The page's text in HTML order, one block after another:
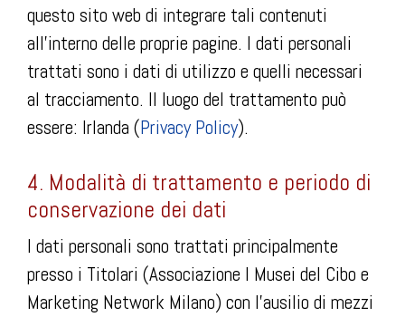
questo sito web di integrare tali contenuti
all’interno delle proprie pagine. I dati personali
trattati sono i dati di utilizzo e quelli necessari
al tracciamento. Il luogo del trattamento può
essere: Irlanda (Privacy Policy).
4. Modalità di trattamento e periodo di
conservazione dei dati
I dati personali sono trattati principalmente
presso i Titolari (Associazione I Musei del Cibo e
Marketing Network Milano) con l’ausilio di mezzi